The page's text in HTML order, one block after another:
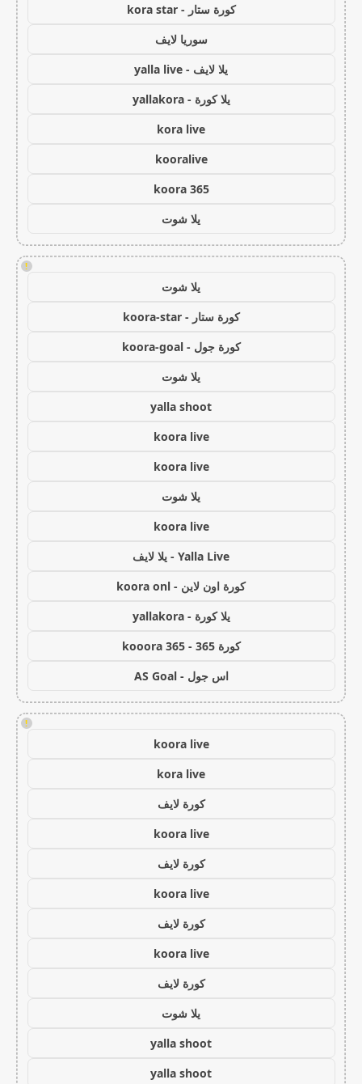
كورة ستار - kora star
سوريا لايف
يلا لايف - yalla live
يلا كورة - yallakora
kora live
kooralive
koora 365
يلا شوت
!
يلا شوت
كورة ستار - koora-star
كورة جول - koora-goal
يلا شوت
yalla shoot
koora live
koora live
يلا شوت
koora live
Yalla Live - يلا لايف
كورة اون لاين - koora onl
يلا كورة - yallakora
كورة 365 - kooora 365
اس جول - AS Goal
!
koora live
kora live
كورة لايف
koora live
كورة لايف
koora live
كورة لايف
koora live
كورة لايف
يلا شوت
yalla shoot
yalla shoot